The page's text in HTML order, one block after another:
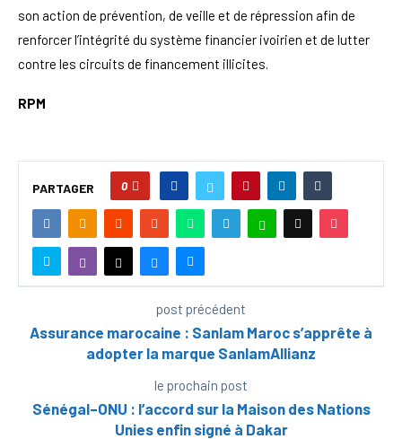
son action de prévention, de veille et de répression afin de
renforcer l’intégrité du système financier ivoirien et de lutter
contre les circuits de financement illicites.
RPM
PARTAGER 0
post précédent
Assurance marocaine : Sanlam Maroc s’apprête à
adopter la marque SanlamAllianz
le prochain post
Sénégal–ONU : l’accord sur la Maison des Nations
Unies enfin signé à Dakar